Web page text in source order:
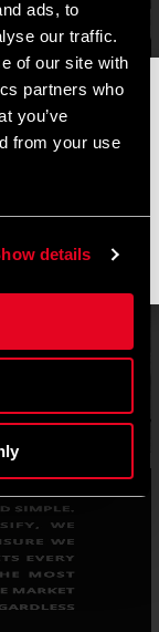
ads, to
our traffic.
of our site with
partners who
you’ve
from your use
details
📦
dall'8 al 17